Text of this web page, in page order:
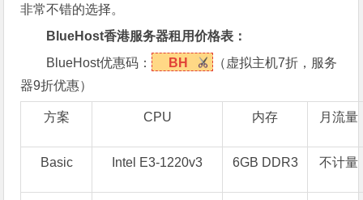
非常不错的选择。
BlueHost香港服务器租用价格表：
BlueHost优惠码：
BH
（虚拟主机7折，服务
器9折优惠）
方案 CPU 内存 月流量
Basic Intel E3-1220v3 6GB DDR3 不计量